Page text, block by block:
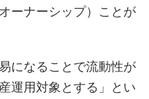
ーナーシップ）ことが
になることで流動性が
運用対象とする」とい